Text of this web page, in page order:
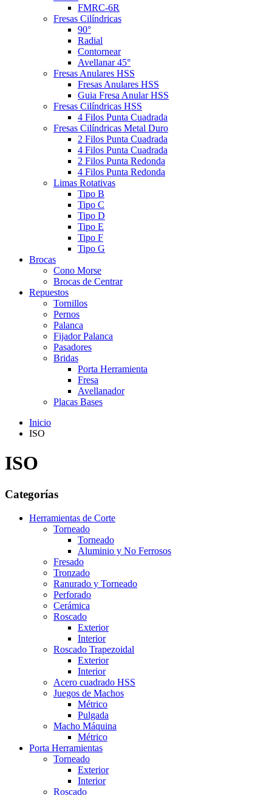
FMRC-6R
Fresas Cilíndricas
90°
Radial
Contornear
Avellanar 45°
Fresas Anulares HSS
Fresas Anulares HSS
Guia Fresa Anular HSS
Fresas Cilíndricas HSS
4 Filos Punta Cuadrada
Fresas Cilíndricas Metal Duro
2 Filos Punta Cuadrada
4 Filos Punta Cuadrada
2 Filos Punta Redonda
4 Filos Punta Redonda
Limas Rotativas
Tipo B
Tipo C
Tipo D
Tipo E
Tipo F
Tipo G
Brocas
Cono Morse
Brocas de Centrar
Repuestos
Tornillos
Pernos
Palanca
Fijador Palanca
Pasadores
Bridas
Porta Herramienta
Fresa
Avellanador
Placas Bases
Inicio
ISO
ISO
Categorías
Herramientas de Corte
Torneado
Torneado
Aluminio y No Ferrosos
Fresado
Tronzado
Ranurado y Torneado
Perforado
Cerámica
Roscado
Exterior
Interior
Roscado Trapezoidal
Exterior
Interior
Acero cuadrado HSS
Juegos de Machos
Métrico
Pulgada
Macho Máquina
Métrico
Porta Herramientas
Torneado
Exterior
Interior
Roscado